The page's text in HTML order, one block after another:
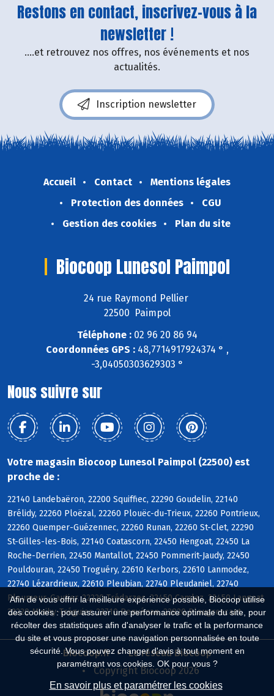
Afin de vous offrir la meilleure expérience possible, Biocoop utilise
des cookies : pour assurer une performance optimale du site, pour
récolter des statistiques afin d'analyser le trafic et la performance
du site et vous proposer une navigation personnalisée en toute
sécurité. Vous pouvez changer d'avis à tout moment en
paramétrant vos cookies. OK pour vous ?
En savoir plus et paramétrer les cookies
Restons en contact, inscrivez-vous à la
newsletter !
....et retrouvez nos offres, nos événements et nos
actualités.
Inscription newsletter
Accueil Contact
Mentions légales
Protection des données
CGU
Gestion des cookies
Plan du site
Biocoop Lunesol Paimpol
24 rue Raymond Pellier
22500 Paimpol
Téléphone :02 96 20 86 94
Coordonnées GPS :48,7714917924374 ° ,
-3,04050303629303 °
Nous suivre sur
Votre magasin Biocoop Lunesol Paimpol (22500) est
proche de :
22140 Landebaëron, 22200 Squiffiec, 22290 Goudelin, 22140
Brélidy, 22260 Ploëzal, 22260 Plouëc-du-Trieux, 22260 Pontrieux,
22260 Quemper-Guézennec, 22260 Runan, 22260 St-Clet, 22290
St-Gilles-les-Bois, 22140 Coatascorn, 22450 Hengoat, 22450 La
Roche-Derrien, 22450 Mantallot, 22450 Pommerit-Jaudy, 22450
Pouldouran, 22450 Troguéry, 22610 Kerbors, 22610 Lanmodez,
22740 Lézardrieux, 22610 Pleubian, 22740 Pleudaniel, 22740
Pleumeur-Gautier, 22220 Trédarzec, 22450 Camlez, 22450 Langoat,
22220 Minihy-Tréguier, 22710 Penvénan, 22820 Plougrescant
Biocoop.fr
Le réseau Biocoop
Copyright Biocoop 2026